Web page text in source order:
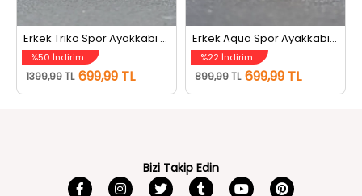
Erkek Triko Spor Ayakkabı Siyah
%50 İndirim
1399,99 TL 699,99 TL
Erkek Aqua Spor Ayakkabı Füme
%22 İndirim
899,99 TL 699,99 TL
Bizi Takip Edin